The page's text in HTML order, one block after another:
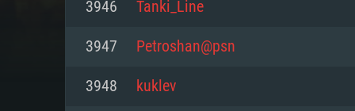
3946 Tanki_Line
3947 Petroshan@psn
3948 kuklev